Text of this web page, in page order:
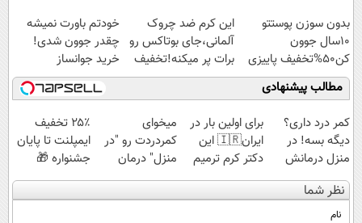
بدون سوزن پوستتو
10سال جوون
کن50%تخفیف پاییزی
این کرم ضد چروک
آلمانی،جای بوتاکس رو
برات پر میکنه!تخفیف
تا امشب
خودتم باورت نمیشه
چقدر جوون شدی!
خرید جوانساز
اسپیرولینا با تخفیف
ویژه
مطالب پیشنهادی
کمر درد داری؟
دیگه بسه! در
منزل درمانش
کن
(◀پرسش‌نامه)
برای اولین بار در
ایران🇮🇷 این
دکتر کرم ترمیم
کننده 23 روزه
ساخت!
میخوای
کمردردت رو "در
منزل" درمان
کنی؟ (◂فیلم +
◂پرسش‌نامه)
۲۵٪ تخفیف
ایمپلنت تا پایان
جشنواره 🎁
نظر شما
نام